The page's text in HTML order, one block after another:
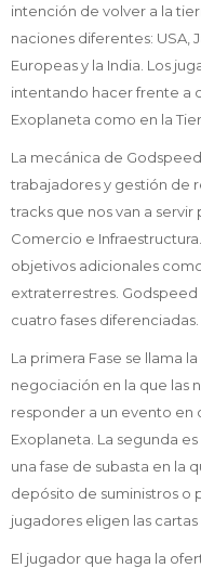
intención de volver a la
naciones diferentes: USA,
Europeas y la India. Los
intentando hacer frente a
Exoplaneta como en la
La mecánica de
trabajadores y gestión de
tracks que nos van a servir
Comercio e
objetivos adicionales
extraterrestres. Godspeed
cuatro fases diferenciadas.
La primera Fase se llama
negociación en la que las
responder a un evento en
Exoplaneta. La segunda
una fase de subasta en la
depósito de suministros o
jugadores eligen las cartas
El jugador que haga la